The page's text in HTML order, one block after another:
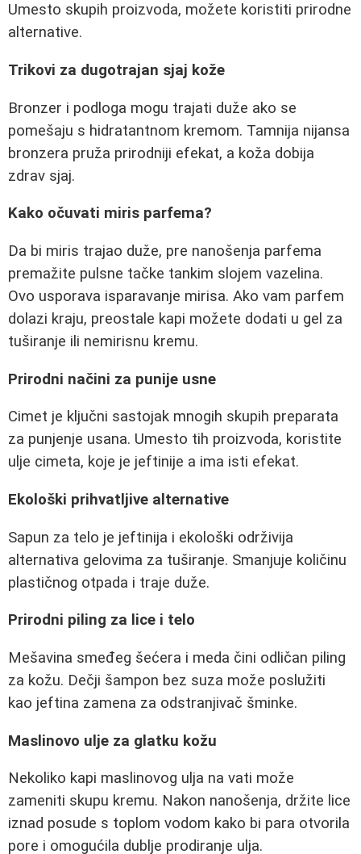
Umesto skupih proizvoda, možete koristiti prirodne
alternative.
Trikovi za dugotrajan sjaj kože
Bronzer i podloga mogu trajati duže ako se
pomešaju s hidratantnom kremom. Tamnija nijansa
bronzera pruža prirodniji efekat, a koža dobija
zdrav sjaj.
Kako očuvati miris parfema?
Da bi miris trajao duže, pre nanošenja parfema
premažite pulsne tačke tankim slojem vazelina.
Ovo usporava isparavanje mirisa. Ako vam parfem
dolazi kraju, preostale kapi možete dodati u gel za
tuširanje ili nemirisnu kremu.
Prirodni načini za punije usne
Cimet je ključni sastojak mnogih skupih preparata
za punjenje usana. Umesto tih proizvoda, koristite
ulje cimeta, koje je jeftinije a ima isti efekat.
Ekološki prihvatljive alternative
Sapun za telo je jeftinija i ekološki održivija
alternativa gelovima za tuširanje. Smanjuje količinu
plastičnog otpada i traje duže.
Prirodni piling za lice i telo
Mešavina smeđeg šećera i meda čini odličan piling
za kožu. Dečji šampon bez suza može poslužiti
kao jeftina zamena za odstranjivač šminke.
Maslinovo ulje za glatku kožu
Nekoliko kapi maslinovog ulja na vati može
zameniti skupu kremu. Nakon nanošenja, držite lice
iznad posude s toplom vodom kako bi para otvorila
pore i omogućila dublje prodiranje ulja.